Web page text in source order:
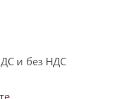
и без НДС